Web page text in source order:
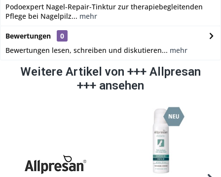
Podoexpert Nagel-Repair-Tinktur zur therapiebegleitenden
Pflege bei Nagelpilz... mehr
Bewertungen
0
Bewertungen lesen, schreiben und diskutieren... mehr
Weitere Artikel von +++ Allpresan
+++ ansehen